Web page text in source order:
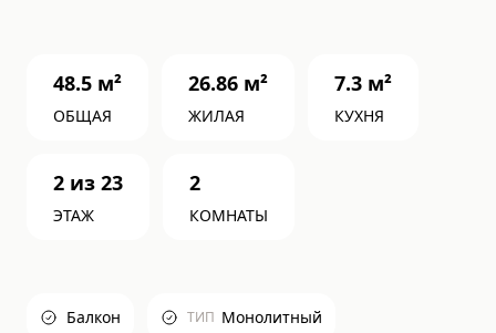
48.5 м²
ОБЩАЯ
26.86 м²
ЖИЛАЯ
7.3 м²
КУХНЯ
2 из 23
ЭТАЖ
2
КОМНАТЫ
Балкон ТИП Монолитный